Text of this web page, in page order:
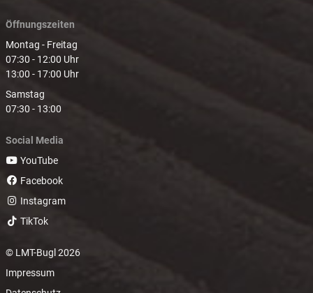
Öffnungszeiten
Montag - Freitag
07:30 - 12:00 Uhr
13:00 - 17:00 Uhr
Samstag
07:30 - 13:00
Social Media
YouTube
Facebook
Instagram
TikTok
© LMT-Bugl 2026
Impressum